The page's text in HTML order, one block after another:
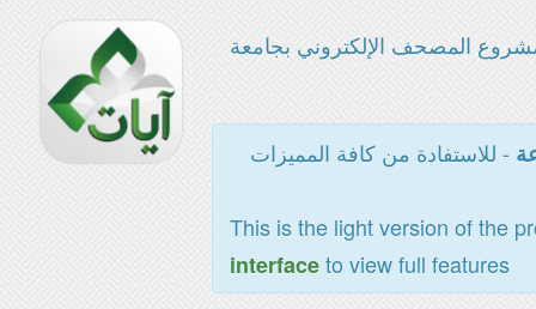
المصحف الإلكتروني بجامعة
- للاستفادة من كافة المميزات
This is the light version of the
interfaceto view full features